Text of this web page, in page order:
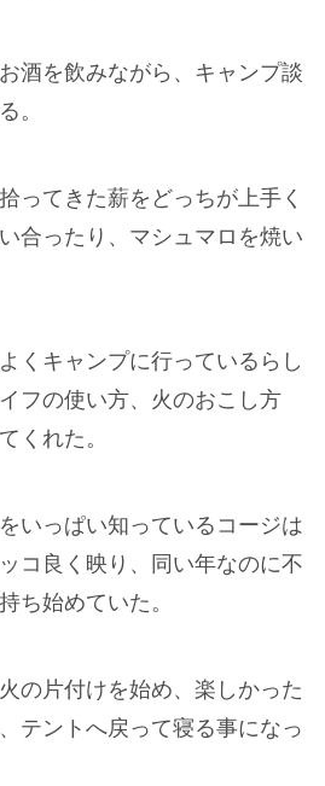
酒を飲みながら、キャンプ談
。
ってきた薪をどっちが上手く
合ったり、マシュマロを焼い
くキャンプに行っているらし
フの使い方、火のおこし方
くれた。
いっぱい知っているコージは
コ良く映り、同い年なのに不
ち始めていた。
の片付けを始め、楽しかった
テントへ戻って寝る事になっ